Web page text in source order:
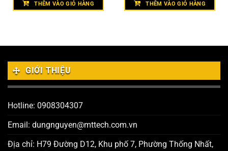
THÊM VÀO GIỎ HÀNG THÊM VÀO GIỎ HÀNG
GIỚI THIỆU
Hotline: 0908304307
Email: dungnguyen@mttech.com.vn
Địa chỉ: H79 Đường D12, Khu phố 7, Phường Thống Nhất,